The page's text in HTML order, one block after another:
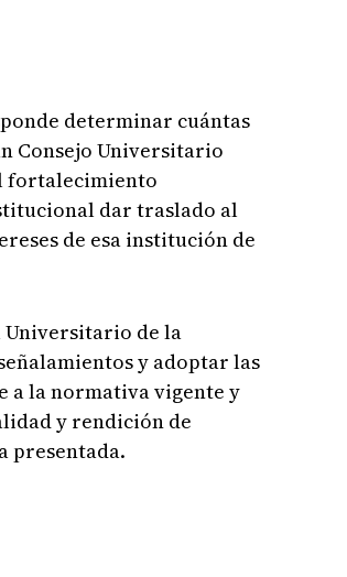
determinar cuántas
Consejo Universitario
fortalecimiento
dar traslado al
de esa institución de
Universitario de la
y adoptar las
a la normativa vigente y
y rendición de
presentada.